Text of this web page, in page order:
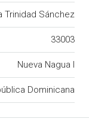
Trinidad Sánchez
33003
Nueva Nagua I
Dominicana